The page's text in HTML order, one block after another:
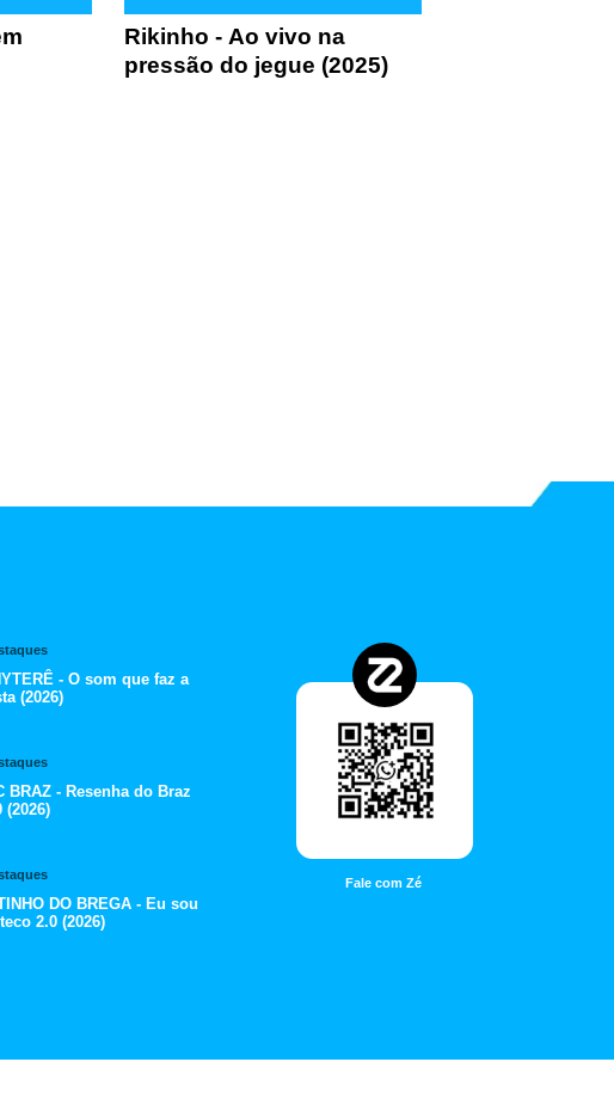
Rikinho - Ao vivo na
pressão do jegue (2025)
- O som que faz a
(2026)
BRAZ - Resenha do Braz
(2026)
DO BREGA - Eu sou
2.0 (2026)
Fale com Zé